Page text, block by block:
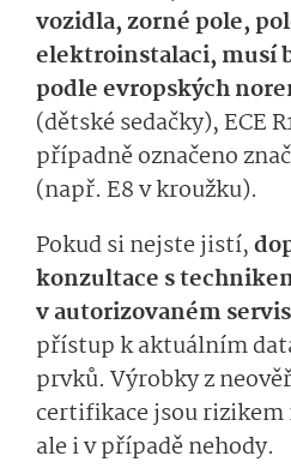
vozidla, zorné pole,
elektroinstalaci, musí
podle evropských
(dětské sedačky), ECE
případně označeno
(např. E8 v kroužku).
Pokud si nejste jistí,
konzultace s
v autorizovaném
přístup k aktuálním
prvků. Výrobky z
certifikace jsou
ale i v případě nehody.